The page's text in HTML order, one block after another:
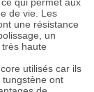
qui permet aux
de vie. Les
une résistance
un
haute
utilisés car ils
ont